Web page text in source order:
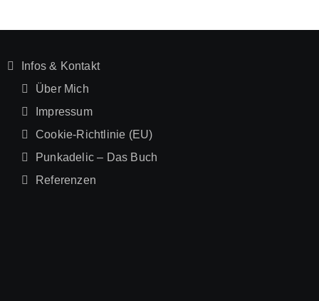
Infos & Kontakt
Über Mich
Impressum
Cookie-Richtlinie (EU)
Punkadelic – Das Buch
Referenzen